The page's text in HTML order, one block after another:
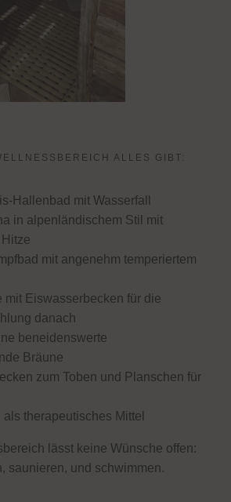
ALLES GIBT:
Hallenbad mit Wasserfall
in alpenländischem Stil mit
mit angenehm temperiertem
mit Eiswasserbecken für die
danach
beneidenswerte
Bräune
zum Toben und Planschen für
therapeutisches Mittel
lässt keine Wünsche offen:
saunieren, und schwimmen.